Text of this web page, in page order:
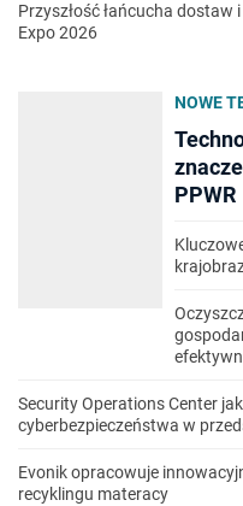
Przyszłość łańcucha
Expo 2026
NOWE
PPWR
Security Operations Center
cyberbezpieczeństwa w
Evonik opracowuje
recyklingu materacy